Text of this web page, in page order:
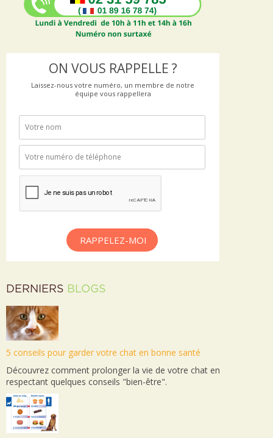
ON VOUS RAPPELLE ?
Laissez-nous votre numéro, un membre de notre
équipe vous rappellera
RAPPELEZ-MOI
DERNIERS BLOGS
5 conseils pour garder votre chat en bonne santé
Découvrez comment prolonger la vie de votre chat en
respectant quelques conseils "bien-être".